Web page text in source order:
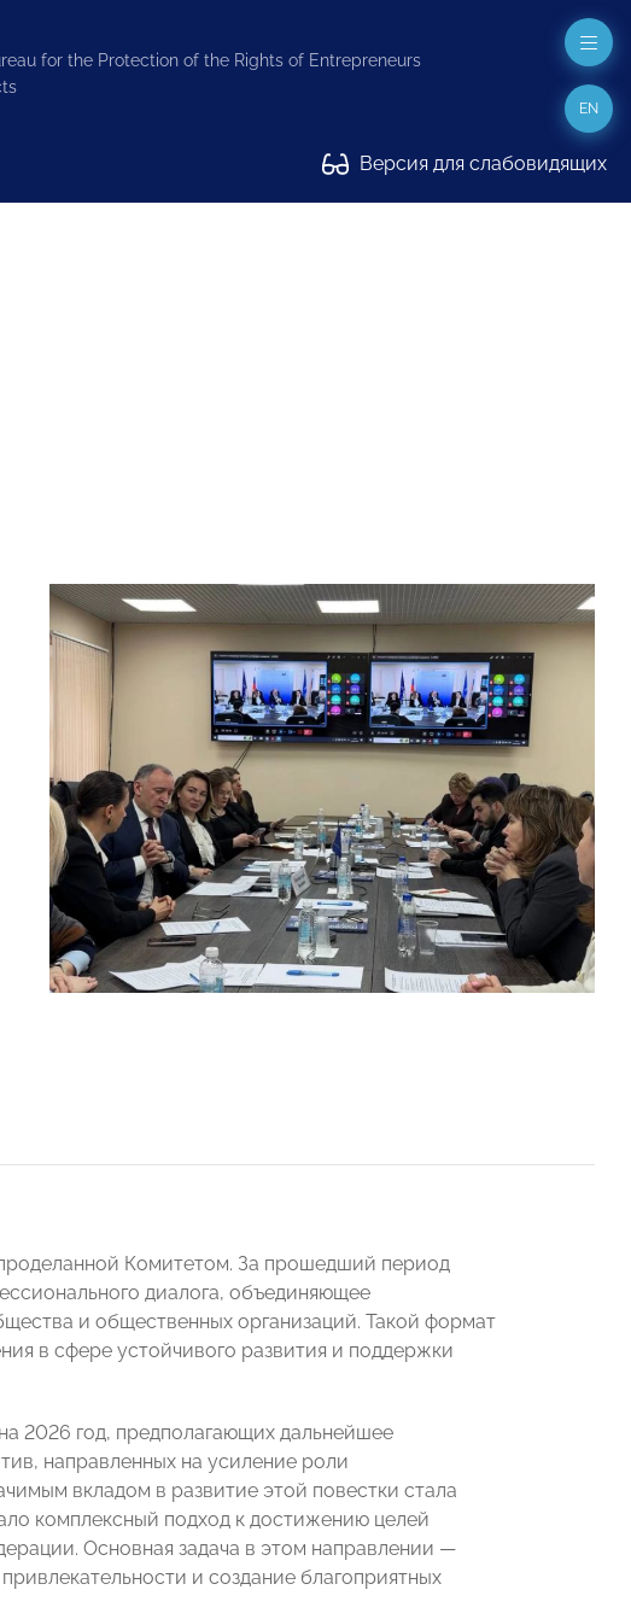
for the Protection of the Rights of Entrepreneurs
Версия для слабовидящих
EN
Комитетом. За прошедший период
диалога, объединяющее
и общественных организаций. Такой формат
в сфере устойчивого развития и поддержки
2026 год, предполагающих дальнейшее
направленных на усиление роли
вкладом в развитие этой повестки стала
комплексный подход к достижению целей
Основная задача в этом направлении —
и создание благоприятных